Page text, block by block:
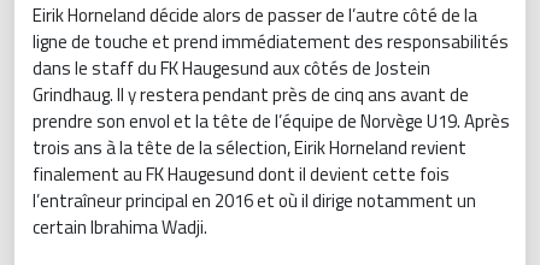
Eirik Horneland décide alors de passer de l’autre côté de la
ligne de touche et prend immédiatement des responsabilités
dans le staff du FK Haugesund aux côtés de Jostein
Grindhaug. Il y restera pendant près de cinq ans avant de
prendre son envol et la tête de l’équipe de Norvège U19. Après
trois ans à la tête de la sélection, Eirik Horneland revient
finalement au FK Haugesund dont il devient cette fois
l’entraîneur principal en 2016 et où il dirige notamment un
certain Ibrahima Wadji.